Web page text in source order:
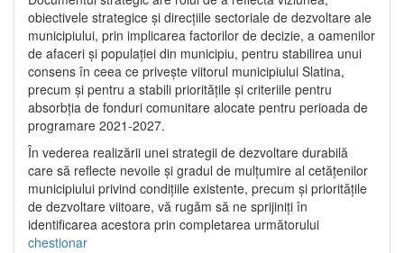
obiectivele strategice și direcțiile sectoriale de dezvoltare ale
municipiului, prin implicarea factorilor de decizie, a oamenilor
de afaceri și populației din municipiu, pentru stabilirea unui
consens în ceea ce privește viitorul municipiului Slatina,
precum și pentru a stabili prioritățile și criteriile pentru
absorbția de fonduri comunitare alocate pentru perioada de
programare 2021-2027.
În vederea realizării unei strategii de dezvoltare durabilă
care să reflecte nevoile și gradul de mulțumire al cetățenilor
municipiului privind condițiile existente, precum și prioritățile
de dezvoltare viitoare, vă rugăm să ne sprijiniți în
identificarea acestora prin completarea următorului
chestionar